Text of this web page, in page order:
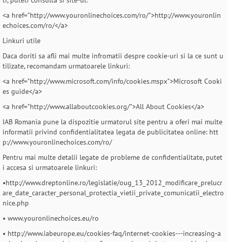
<a href="http://www.youronlinechoices.com/ro/">http://www.youronlin
echoices.com/ro/</a>
Linkuri utile
Daca doriti sa afli mai multe infromatii despre cookie-uri si la ce sunt u
tilizate, recomandam urmatoarele linkuri:
<a href="http://www.microsoft.com/info/cookies.mspx">Microsoft Cooki
es guide</a>
<a href="http://www.allaboutcookies.org/">All About Cookies</a>
IAB Romania pune la dispozitie urmatorul site pentru a oferi mai multe
informatii privind confidentialitatea legata de publicitatea online: htt
p://www.youronlinechoices.com/ro/
Pentru mai multe detalii legate de probleme de confidentialitate, putet
i accesa si urmatoarele linkuri:
•http://www.dreptonline.ro/legislatie/oug_13_2012_modificare_prelucr
are_date_caracter_personal_protectia_vietii_private_comunicatii_electro
nice.php
• www.youronlinechoices.eu/ro
• http://www.iabeurope.eu/cookies-faq/internet-cookies---increasing-a